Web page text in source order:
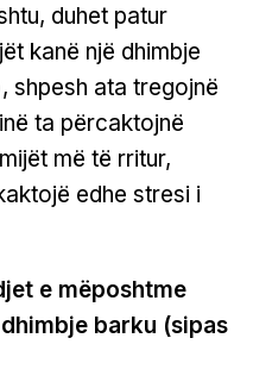
duhet patur
kanë një dhimbje
shpesh ata tregojnë
ta përcaktojnë
më të rritur,
edhe stresi i
e mëposhtme
barku (sipas